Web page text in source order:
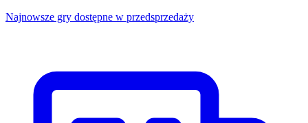
Najnowsze gry dostępne w przedsprzedaży